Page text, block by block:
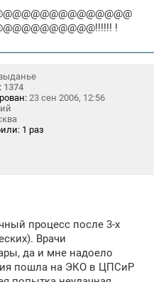
!
1374
23 сен 2006, 12:56
1 раз
процесс после 3-х
Врачи
да и мне надоело
пошла на ЭКО в ЦПСиР